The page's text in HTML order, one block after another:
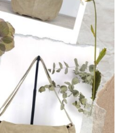
ήχο που ισορροπεί
ελληνικό στίχο και την
δημιουργούν
τις εσωτερικές μάχες
Αντώνης –
– Κιθάρα, Νικολάου
– Τύμπανα.